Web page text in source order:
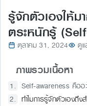
รู้จักตัวเองให้
ตระหนักรู้
ตุลาคม 31, 2024 ดู
ภาพรวมเนื้อหา
Self-awareness คืออ
ทำไมการรู้จักตัวเองถึง